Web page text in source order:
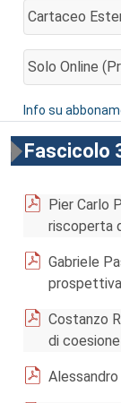
Cartaceo
AGGIUNGI AL
Solo Online
AGGIUNGI AL
Info su
Fascicolo
Pier Carlo
riscoperta
Gabriele
Costanzo
di